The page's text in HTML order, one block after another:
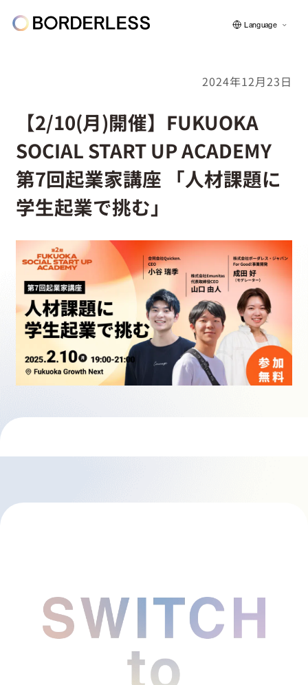
ボーダレスについて
グループの仕組み
ソーシャルビジネス
フェロー紹介
採用情報
起業家になる
お問い合わせ
Language
2024年12月23日
【2/10(月)開催】FUKUOKA
SOCIAL START UP ACADEMY
第7回起業家講座 「人材課題に
学生起業で挑む」